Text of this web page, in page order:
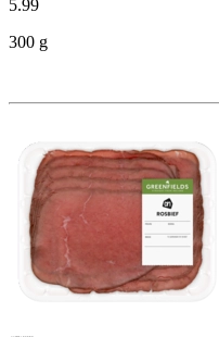
5.99
300 g